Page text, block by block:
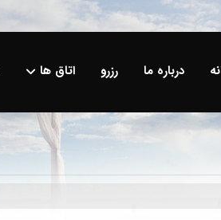
درباره ما رزرو اتاق ها